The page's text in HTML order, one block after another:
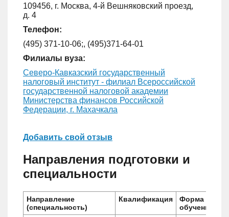
109456, г. Москва, 4-й Вешняковский проезд,
д. 4
Телефон:
(495) 371-10-06;, (495)371-64-01
Филиалы вуза:
Северо-Кавказский государственный
налоговый институт - филиал Всероссийской
государственной налоговой академии
Министерства финансов Российской
Федерации, г. Махачкала
Добавить свой отзыв
Направления подготовки и
специальности
Направление
(специальность)
Квалификация
Форма
обучения